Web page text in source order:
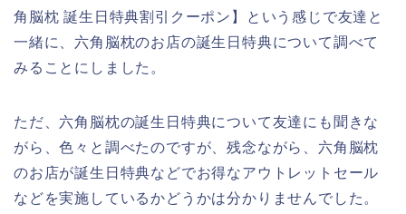
角脳枕 誕生日特典割引クーポン】という感じで友達と
一緒に、六角脳枕のお店の誕生日特典について調べて
みることにしました。
ただ、六角脳枕の誕生日特典について友達にも聞きな
がら、色々と調べたのですが、残念ながら、六角脳枕
のお店が誕生日特典などでお得なアウトレットセール
などを実施しているかどうかは分かりませんでした。